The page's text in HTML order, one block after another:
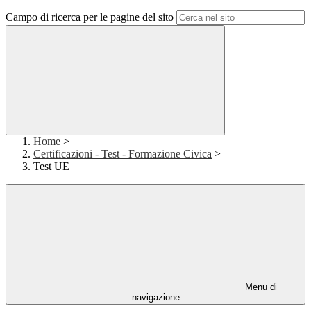
Campo di ricerca per le pagine del sito
Home >
Certificazioni - Test - Formazione Civica >
Test UE
Menu di
navigazione